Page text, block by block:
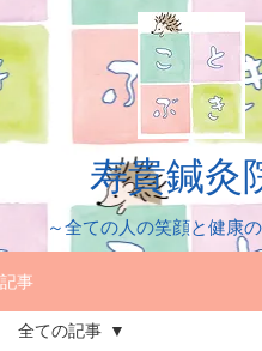
寿貴鍼灸
～全ての人の笑顔と健康
記事
全ての記事